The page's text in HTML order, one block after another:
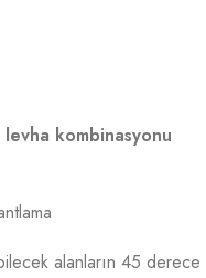
kombinasyonu
alanların 45 derece